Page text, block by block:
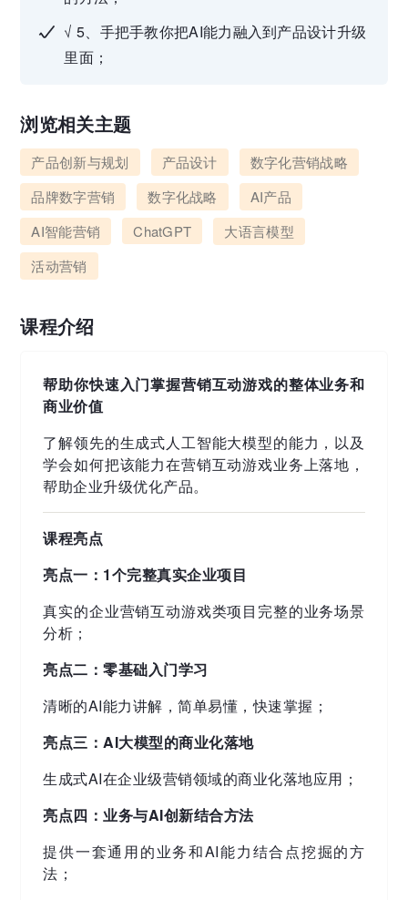
√ 5、手把手教你把AI能力融入到产品设计升级
里面；
浏览相关主题
产品创新与规划 产品设计
数字化营销战略
品牌数字营销
数字化战略
AI产品
AI智能营销
ChatGPT
大语言模型
活动营销
课程介绍
帮助你快速入门掌握营销互动游戏的整体业务和
商业价值
了解领先的生成式人工智能大模型的能力，以及
学会如何把该能力在营销互动游戏业务上落地，
帮助企业升级优化产品。
课程亮点
亮点一：1个完整真实企业项目
真实的企业营销互动游戏类项目完整的业务场景
分析；
亮点二：零基础入门学习
清晰的AI能力讲解，简单易懂，快速掌握；
亮点三：AI大模型的商业化落地
生成式AI在企业级营销领域的商业化落地应用；
亮点四：业务与AI创新结合方法
提供一套通用的业务和AI能力结合点挖掘的方
法；